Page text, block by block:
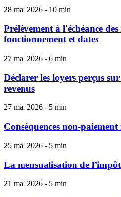
28 mai 2026 - 10 min
Prélèvement à l'échéance
fonctionnement et dates
27 mai 2026 - 6 min
Déclarer les loyers perçus
revenus
27 mai 2026 - 5 min
Conséquences non-
25 mai 2026 - 5 min
La mensualisation de
21 mai 2026 - 5 min